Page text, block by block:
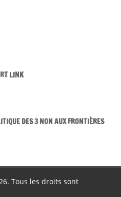
LINK
DES 3 NON AUX FRONTIÈRES
Tous les droits sont